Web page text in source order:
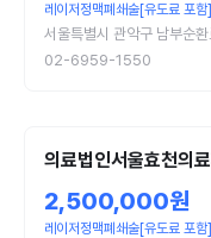
레이저정맥폐쇄술[유도료 포함]
서울특별시 관악구 남부순
02-6959-1550
의료법인서울효천의
2,500,000원
레이저정맥폐쇄술[유도료 포함]